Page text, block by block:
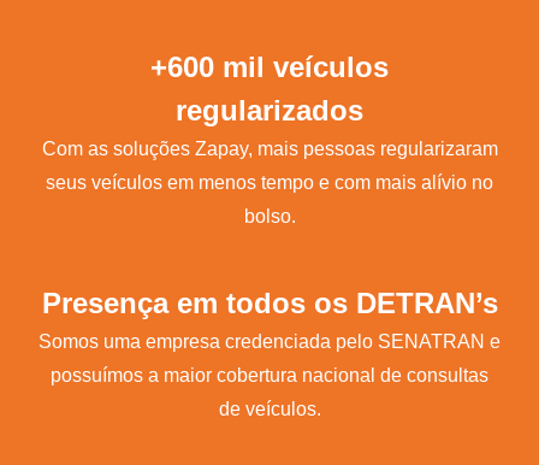
+600 mil veículos
regularizados
Com as soluções Zapay, mais pessoas regularizaram
seus veículos em menos tempo e com mais alívio no
bolso.
Presença em todos os DETRAN’s
Somos uma empresa credenciada pelo SENATRAN e
possuímos a maior cobertura nacional de consultas
de veículos.